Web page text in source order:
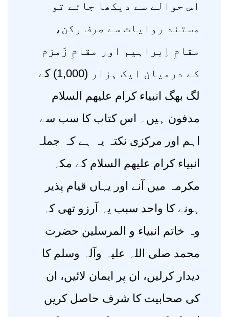
اس حوالے سے دیکھا جائے تو
مستند روایات سے صرف رکن،
مقامِ اِبراہیم اور مقامِ زَمزم
کے درمیان ایک ہزار (1,000) کے
لگ بھگ انبیاء کرام علیھم السلام
مدفون ہیں۔ اس کتاب کا سب سے
اہم اور مرکزی نکتہ یہ ہے کہ جملہ
انبیاء کرام علیھم السلام کے مکہ
مکرمہ میں آنے اور یہاں قیام پذیر
ہونے کا واحد سبب یہ آرزو تھی کہ
وہ خاتم انبیاء و المرسلین حضرت
محمد صلی اللہ علیہ وآلہ وسلم کا
دیدار کرلیں، ان پر ایمان لائیں، ان
کی صحابیت کا شرف حاصل کریں